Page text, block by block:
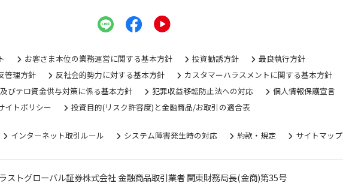
お客さま本位の業務運営に関する基本方針 投資勧誘方針
最良執行方針
管理方針 反社会的勢力に対する基本方針
カスタマーハラスメントに関する基本方針
びテロ資金供与対策に係る基本方針
犯罪収益移転防止法への対応
個人情報保護宣言
イトポリシー 投資目的(リスク許容度)と金融商品/お取引の適合表
インターネット取引ルール システム障害発生時の対応 約款・規定 サイトマップ
ストグローバル証券株式会社 金融商品取引業者 関東財務局長(金商)第35号